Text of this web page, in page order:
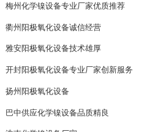
梅州化学镍设备专业厂家优质推荐
衢州阳极氧化设备诚信经营
雅安阳极氧化设备技术雄厚
开封阳极氧化设备专业厂家创新服务
扬州阳极氧化设备
巴中供应化学镍设备品质精良